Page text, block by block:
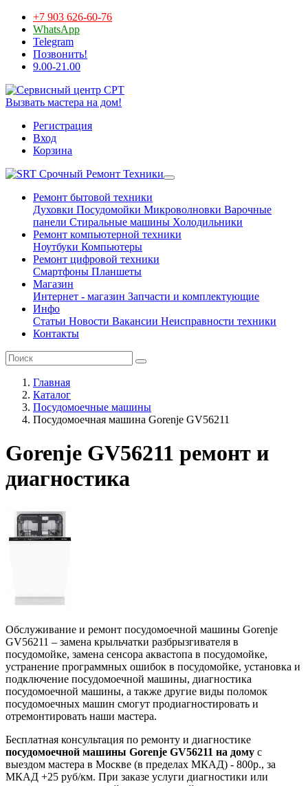
+7 903 626-60-76
WhatsApp
Telegram
Позвонить!
9.00-21.00
Вызвать мастера на дом!
Регистрация
Вход
Корзина
Срочный Ремонт Техники
Ремонт бытовой техники
Духовки Посудомойки Микроволновки Варочные
панели Стиральные машины Холодильники
Ремонт компьютерной техники
Ноутбуки Компьютеры
Ремонт цифровой техники
Смартфоны Планшеты
Магазин
Интернет - магазин Запчасти и комплектующие
Инфо
Статьи Новости Вакансии Неисправности техники
Контакты
Главная
Каталог
Посудомоечные машины
Посудомоечная машина Gorenje GV56211
Gorenje GV56211 ремонт и
диагностика
Обслуживание и ремонт посудомоечной машины Gorenje
GV56211 – замена крыльчатки разбрызгивателя в
посудомойке, замена сенсора аквастопа в посудомойке,
устранение программных ошибок в посудомойке, установка и
подключение посудомоечной машины, диагностика
посудомоечной машины, а также другие виды поломок
посудомоечных машин смогут продиагностировать и
отремонтировать наши мастера.
Бесплатная консультация по ремонту и диагностике
посудомоечной машины Gorenje GV56211 на дому с
выездом мастера в Москве (в пределах МКАД) - 800р., за
МКАД +25 руб/км. При заказе услуги диагностики или